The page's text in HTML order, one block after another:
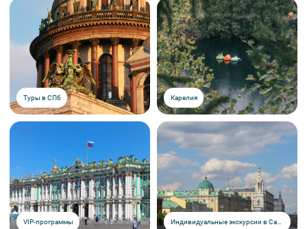
Туры в СПб Карелия
VIP-программы Индивидуальные экскурсии в Санкт-Петербурге